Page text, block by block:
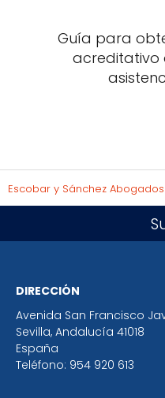
Guía para
acreditativo
Escobar y Sánchez Abogados
DIRECCIÓN
Avenida San Francisco
Sevilla, Andalucía 41018
España
Teléfono: 954 920 613